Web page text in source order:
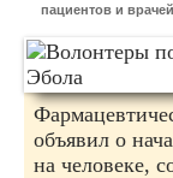
пациентов и врачей
объявил о
на человеке,